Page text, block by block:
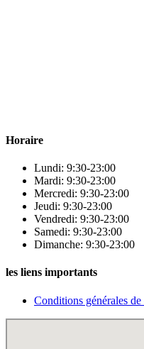
Horaire
Lundi: 9:30-23:00
Mardi: 9:30-23:00
Mercredi: 9:30-23:00
Jeudi: 9:30-23:00
Vendredi: 9:30-23:00
Samedi: 9:30-23:00
Dimanche: 9:30-23:00
les liens importants
Conditions générales de